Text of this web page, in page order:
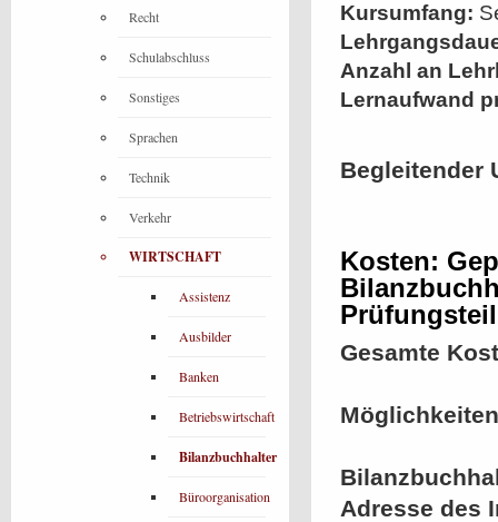
Kursumfang:
Anzahl an
Lernaufwand
Begleitender
Kosten:
Gesamte
Adresse des
Recht
Schulabschluss
Sonstiges
Sprachen
Technik
Verkehr
WIRTSCHAFT
Assistenz
Ausbilder
Banken
Betriebswirtschaft
Bilanzbuchhalter
Büroorganisation